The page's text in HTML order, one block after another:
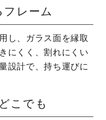
フレーム
し、ガラス面を縁取
にくく、割れにくい
設計で、持ち運びに
こでも